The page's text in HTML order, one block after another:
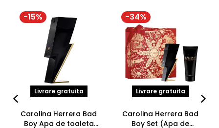
-15%
Livrare gratuita
Carolina Herrera Bad
Boy Apa de toaleta
-34%
Livrare gratuita
Carolina Herrera Bad
Boy Set (Apa de